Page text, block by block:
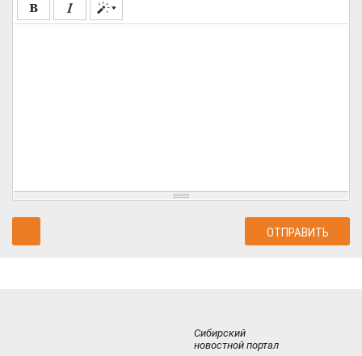
Сибирский
новостной портал